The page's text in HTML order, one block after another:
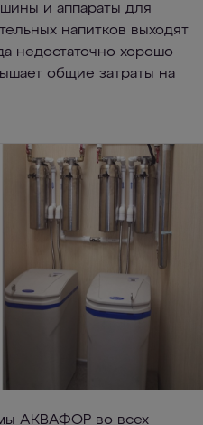
и аппараты для
напитков выходят
недостаточно хорошо
общие затраты на
АКВАФОР во всех